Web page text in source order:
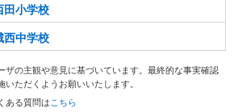
田小学校
西中学校
ザの主観や意見に基づいています。最終的な事実確認
ただくようお願いいたします。
ある質問はこちら